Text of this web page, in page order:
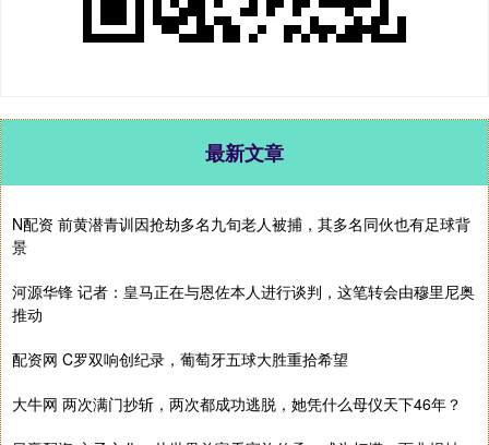
最新文章
N配资 前黄潜青训因抢劫多名九旬老人被捕，其多名同伙也有足球背
景
河源华锋 记者：皇马正在与恩佐本人进行谈判，这笔转会由穆里尼奥
推动
配资网 C罗双响创纪录，葡萄牙五球大胜重拾希望
大牛网 两次满门抄斩，两次都成功逃脱，她凭什么母仪天下46年？